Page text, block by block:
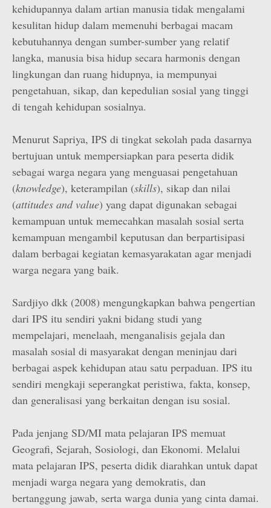
kehidupannya dalam artian manusia tidak mengalami
kesulitan hidup dalam memenuhi berbagai macam
kebutuhannya dengan sumber-sumber yang relatif
langka, manusia bisa hidup secara harmonis dengan
lingkungan dan ruang hidupnya, ia mempunyai
pengetahuan, sikap, dan kepedulian sosial yang tinggi
di tengah kehidupan sosialnya.
Menurut Sapriya, IPS di tingkat sekolah pada dasarnya
bertujuan untuk mempersiapkan para peserta didik
sebagai warga negara yang menguasai pengetahuan
(knowledge), keterampilan (skills), sikap dan nilai
(attitudes and value) yang dapat digunakan sebagai
kemampuan untuk memecahkan masalah sosial serta
kemampuan mengambil keputusan dan berpartisipasi
dalam berbagai kegiatan kemasyarakatan agar menjadi
warga negara yang baik.
Sardjiyo dkk (2008) mengungkapkan bahwa pengertian
dari IPS itu sendiri yakni bidang studi yang
mempelajari, menelaah, menganalisis gejala dan
masalah sosial di masyarakat dengan meninjau dari
berbagai aspek kehidupan atau satu perpaduan. IPS itu
sendiri mengkaji seperangkat peristiwa, fakta, konsep,
dan generalisasi yang berkaitan dengan isu sosial.
Pada jenjang SD/MI mata pelajaran IPS memuat
Geografi, Sejarah, Sosiologi, dan Ekonomi. Melalui
mata pelajaran IPS, peserta didik diarahkan untuk dapat
menjadi warga negara yang demokratis, dan
bertanggung jawab, serta warga dunia yang cinta damai.